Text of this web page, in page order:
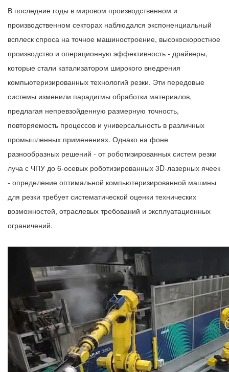
В последние годы в мировом производственном и
производственном секторах наблюдался экспоненциальный
всплеск спроса на точное машиностроение, высокоскоростное
производство и операционную эффективность - драйверы,
которые стали катализатором широкого внедрения
компьютеризированных технологий резки. Эти передовые
системы изменили парадигмы обработки материалов,
предлагая непревзойденную размерную точность,
повторяемость процессов и универсальность в различных
промышленных применениях. Однако на фоне
разнообразных решений - от роботизированных систем резки
луча с ЧПУ до 6-осевых роботизированных 3D-лазерных ячеек
- определение оптимальной компьютеризированной машины
для резки требует систематической оценки технических
возможностей, отраслевых требований и эксплуатационных
ограничений.